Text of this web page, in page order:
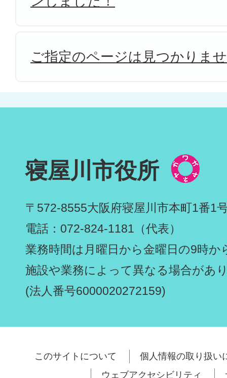
ご指定のページは見つかりま
寝屋川市役所
〒572-8555大阪府寝屋川市本町1番1
電話：072-824-1181（代表）
業務時間は月曜日から金曜日の9時か
施設や業務によって異なる場合があ
(法人番号6000020272159)
このサイトについて
個人情報の取り扱い
ウェブアクセシビリティ